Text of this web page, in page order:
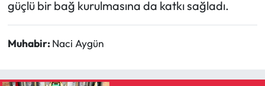
güçlü bir bağ kurulmasına da katkı sağladı.
Muhabir: Naci Aygün
Yaşam
Yayla Haber